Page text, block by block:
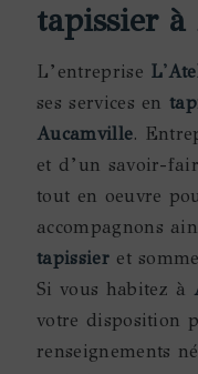
tapissier
L’entreprise
ses services en
Aucamville.
et d’un savoir-
tout en oeuvre
accompagnons
tapissieret
Si vous habitez à
votre disposition
renseignements